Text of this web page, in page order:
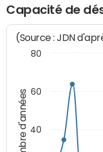
Capacité de
Nombre d'années
(Source : JDN
40
60
80